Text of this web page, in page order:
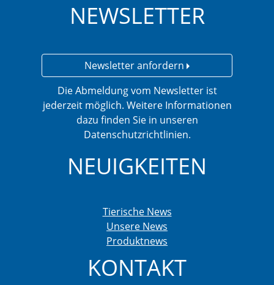
NEWSLETTER
Newsletter anfordern
Die Abmeldung vom Newsletter ist
jederzeit möglich. Weitere Informationen
dazu finden Sie in unseren
Datenschutzrichtlinien.
NEUIGKEITEN
Tierische News
Unsere News
Produktnews
KONTAKT